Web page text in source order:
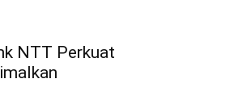
NTT Perkuat